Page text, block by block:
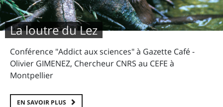
La loutre du Lez
Conférence "Addict aux sciences" à Gazette Café -
Olivier GIMENEZ, Chercheur CNRS au CEFE à
Montpellier
EN SAVOIR PLUS